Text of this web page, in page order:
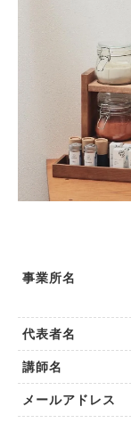
事業所名
代表者名
講師名
メールアドレス